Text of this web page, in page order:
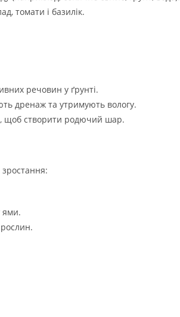
томати і базилік.
речовин у ґрунті.
дренаж та утримують вологу.
щоб створити родючий шар.
ями.